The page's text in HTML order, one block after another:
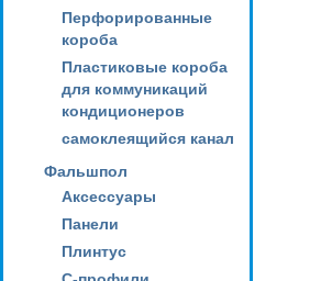
Перфорированные
короба
Пластиковые короба
для коммуникаций
кондиционеров
самоклеящийся канал
Фальшпол
Аксессуары
Панели
Плинтус